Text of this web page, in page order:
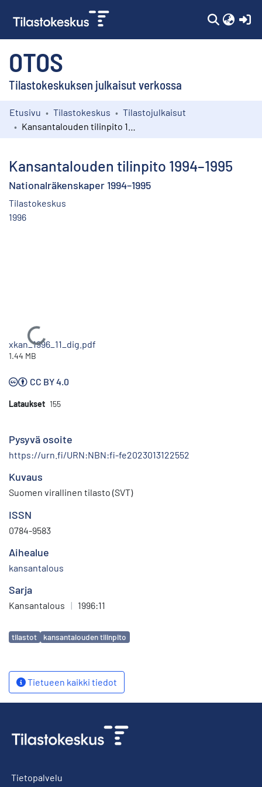
OTOS
Tilastokeskuksen julkaisut verkossa
Kokoelmat
Etusivu Tilastokeskus
Tilastojulkaisut
Kansantalouden tilinpito 1994–1995
Nationalräkenskaper 1994–1995
Tilastokeskus
1996
Ladataan...
xkan_1996_11_dig.pdf
1.44 MB
CC BY 4.0
Lataukset 155
Pysyvä osoite
https://urn.fi/URN:NBN:fi-fe2023013122552
Kuvaus
Suomen virallinen tilasto (SVT)
ISSN
0784-9583
Aihealue
kansantalous
Sarja
Kansantalous | 1996:11
Avainsanat
tilastot kansantalouden tilinpito
Tietueen kaikki tiedot
Tietopalvelu